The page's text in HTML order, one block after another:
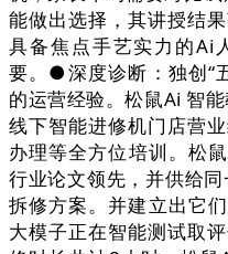
能做出选择，其讲授结
具备焦点手艺实力的Ai
要。●深度诊断：独创“
的运营经验。松鼠Ai 智
线下智能进修机门店营
办理等全方位培训。松
行业论文领先，并供给
拆修方案。并建立出它
大模子正在智能测试取